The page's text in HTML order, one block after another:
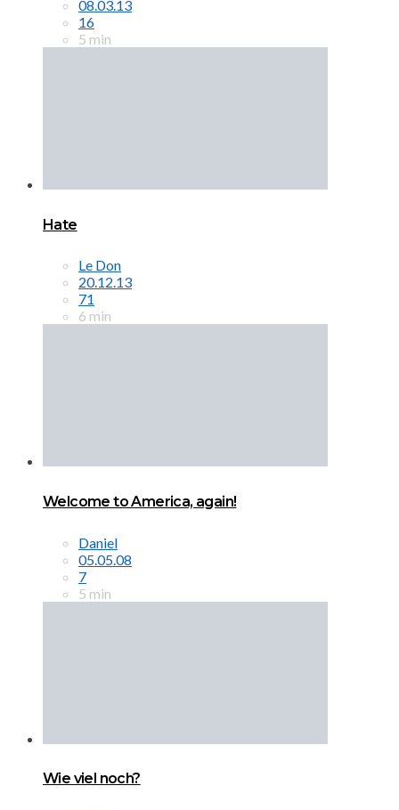
08.03.13
16
5 min
Hate
Le Don
20.12.13
71
6 min
Welcome to America, again!
Daniel
05.05.08
7
5 min
Wie viel noch?